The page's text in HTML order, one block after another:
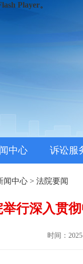
Player。
中心 诉讼服
闻中心 > 法院要闻
行深入贯
时间：